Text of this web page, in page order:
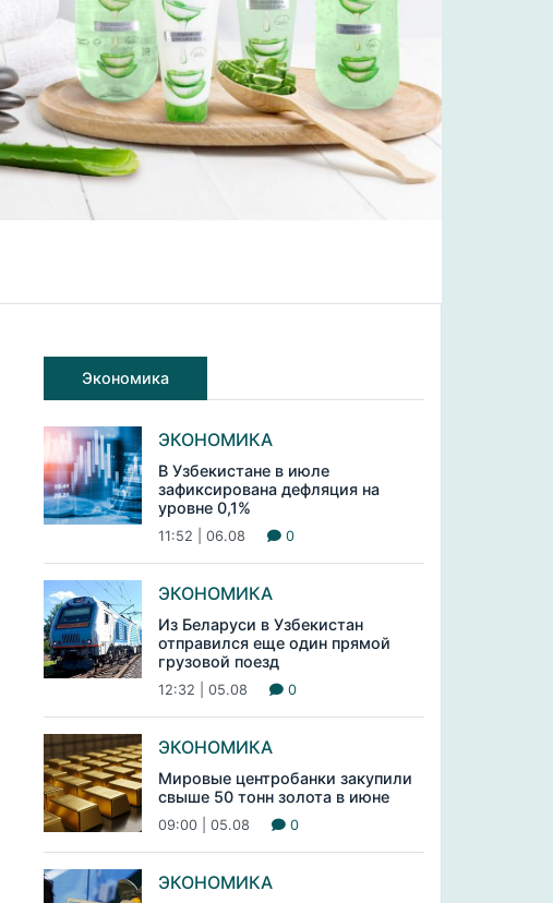
Экономика
ЭКОНОМИКА
В Узбекистане в июле
зафиксирована дефляция на
уровне 0,1%
11:52 | 06.08 0
ЭКОНОМИКА
Из Беларуси в Узбекистан
отправился еще один прямой
грузовой поезд
12:32 | 05.08 0
ЭКОНОМИКА
Мировые центробанки закупили
свыше 50 тонн золота в июне
09:00 | 05.08 0
ЭКОНОМИКА